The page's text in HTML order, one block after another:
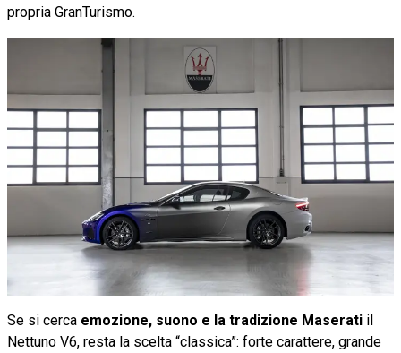
propria GranTurismo.
Se si cerca emozione, suono e la tradizione Maserati il
Nettuno V6, resta la scelta “classica”: forte carattere, grande